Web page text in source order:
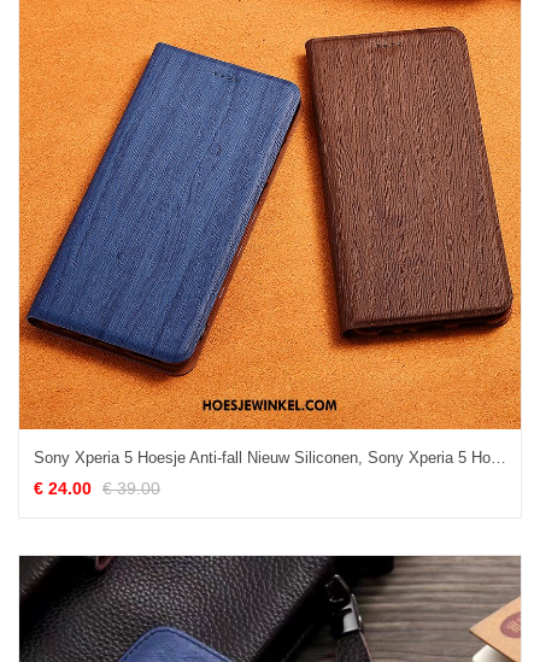
Sony Xperia 5 Hoesje Anti-fall Nieuw Siliconen, Sony Xperia 5 Hoesje Patroon All Inclusive
€ 24.00 € 39.00